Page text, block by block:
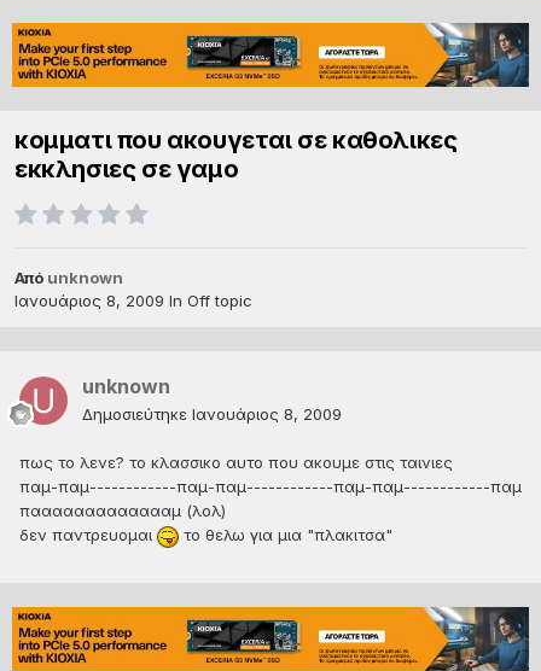
κομματι που ακουγεται σε καθολικες
εκκλησιες σε γαμο
Από unknown
Ιανουάριος 8, 2009 In Off topic
unknown
Δημοσιεύτηκε Ιανουάριος 8, 2009
πως το λενε? το κλασσικο αυτο που ακουμε στις ταινιες
παμ-παμ------------παμ-παμ------------παμ-παμ------------παμ
παααααααααααααμ (λολ)
δεν παντρευομαι
το θελω για μια "πλακιτσα"